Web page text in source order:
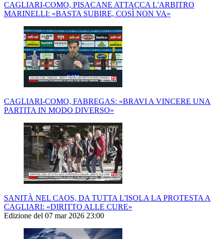
CAGLIARI-COMO, PISACANE ATTACCA L'ARBITRO
MARINELLI: «BASTA SUBIRE, COSÌ NON VA»
CAGLIARI-COMO, FABREGAS: «BRAVI A VINCERE UNA
PARTITA IN MODO DIVERSO»
SANITÀ NEL CAOS, DA TUTTA L'ISOLA LA PROTESTA A
CAGLIARI: «DIRITTO ALLE CURE»
Edizione del 07 mar 2026 23:00